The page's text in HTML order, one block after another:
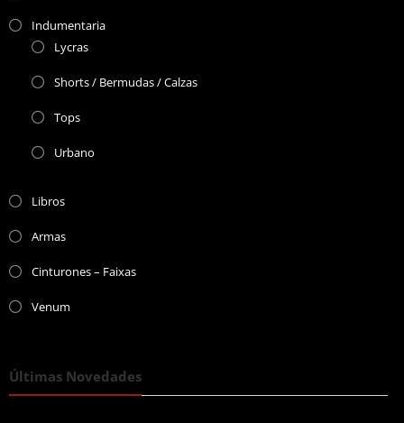
Indumentaria
Lycras
Shorts / Bermudas / Calzas
Tops
Urbano
Libros
Armas
Cinturones – Faixas
Venum
Últimas Novedades